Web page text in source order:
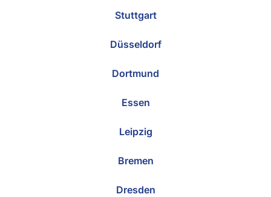
Stuttgart
Düsseldorf
Dortmund
Essen
Leipzig
Bremen
Dresden